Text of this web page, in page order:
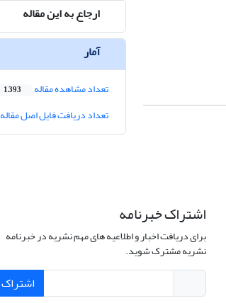
ارجاع به این مقاله
آمار
تعداد مشاهده مقاله 1,393
تعداد دریافت فایل اصل مقاله
اشتراک خبرنامه
برای دریافت اخبار و اطلاعیه های مهم نشریه در خبرنامه
نشریه مشترک شوید.
اشتراک